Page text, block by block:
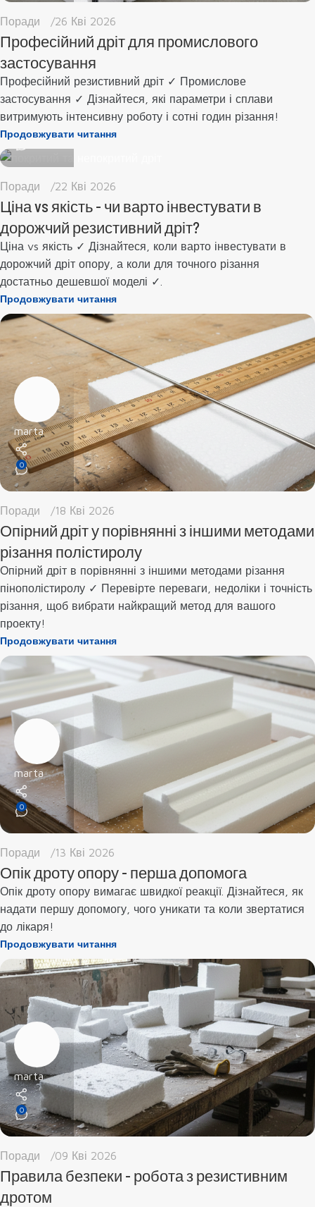
Поради 26 Кві 2026
Професійний дріт для промислового
застосування
Професійний резистивний дріт ✓ Промислове
застосування ✓ Дізнайтеся, які параметри і сплави
витримують інтенсивну роботу і сотні годин різання!
Продовжувати читання
marta
0
Поради 22 Кві 2026
Ціна vs якість - чи варто інвестувати в
дорожчий резистивний дріт?
Ціна vs якість ✓ Дізнайтеся, коли варто інвестувати в
дорожчий дріт опору, а коли для точного різання
достатньо дешевшої моделі ✓.
Продовжувати читання
marta
0
Поради 18 Кві 2026
Опірний дріт у порівнянні з іншими методами
різання полістиролу
Опірний дріт в порівнянні з іншими методами різання
пінополістиролу ✓ Перевірте переваги, недоліки і точність
різання, щоб вибрати найкращий метод для вашого
проекту!
Продовжувати читання
marta
0
Поради 13 Кві 2026
Опік дроту опору - перша допомога
Опік дроту опору вимагає швидкої реакції. Дізнайтеся, як
надати першу допомогу, чого уникати та коли звертатися
до лікаря!
Продовжувати читання
marta
0
Поради 09 Кві 2026
Правила безпеки - робота з резистивним
дротом